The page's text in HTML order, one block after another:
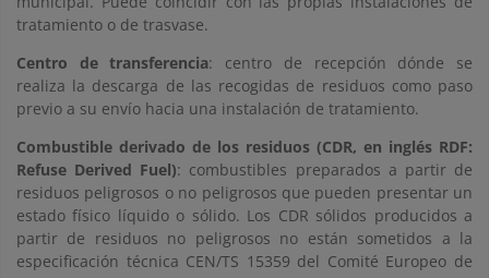
tratamiento o de trasvase.
Centro de transferencia: centro de recepción dónde se
realiza la descarga de las recogidas de residuos como paso
previo a su envío hacia una instalación de tratamiento.
Combustible derivado de los residuos (CDR, en inglés RDF:
Refuse Derived Fuel): combustibles preparados a partir de
residuos peligrosos o no peligrosos que pueden presentar un
estado físico líquido o sólido. Los CDR sólidos producidos a
partir de residuos no peligrosos no están sometidos a la
especificación técnica CEN/TS 15359 del Comité Europeo de